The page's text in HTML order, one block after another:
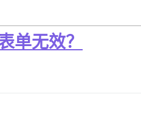
单无效？